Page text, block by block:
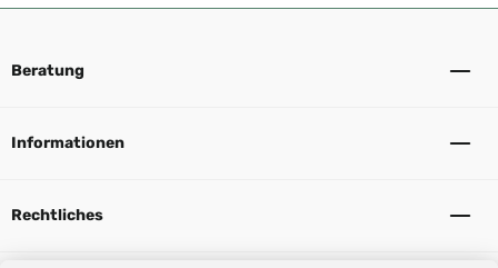
Beratung
Informationen
Rechtliches